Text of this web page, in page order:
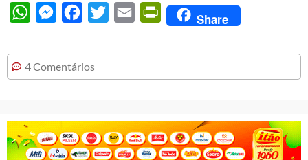
WhatsAppMessengerFacebook
Twitter Email PrintFriendly
Share
4 Comentários